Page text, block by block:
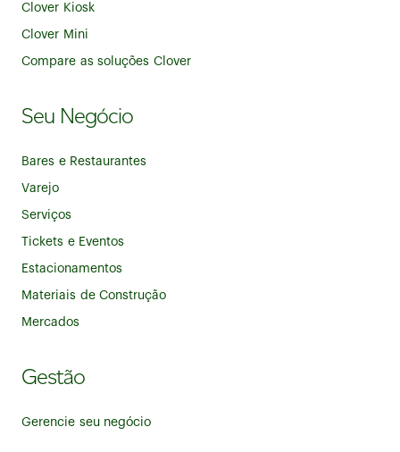
Clover Kiosk
Clover Mini
Compare as soluções Clover
Seu Negócio
Bares e Restaurantes
Varejo
Serviços
Tickets e Eventos
Estacionamentos
Materiais de Construção
Mercados
Gestão
Gerencie seu negócio